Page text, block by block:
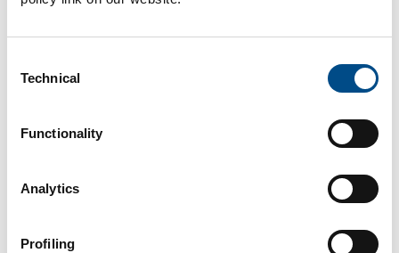
Selection
Technical
Functionality
Analytics
Profiling